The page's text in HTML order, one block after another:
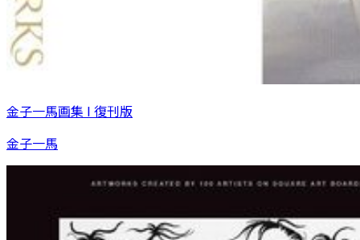
金子一馬画集 I 復刊版
金子一馬